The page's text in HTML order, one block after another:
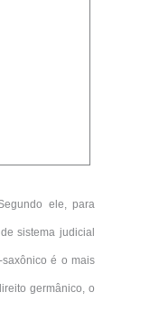
ele, para
sistema judicial
é o mais
germânico, o